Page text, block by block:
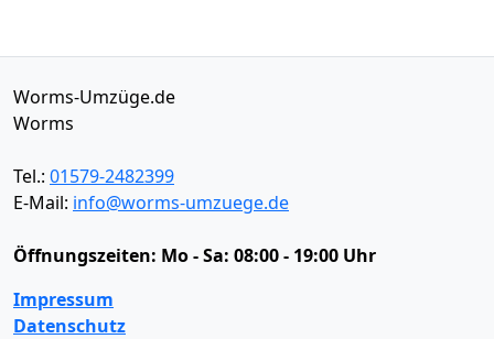
Worms-Umzüge.de
Worms
Tel.: 01579-2482399
E-Mail: info@worms-umzuege.de
Öffnungszeiten: Mo - Sa: 08:00 - 19:00 Uhr
Impressum
Datenschutz